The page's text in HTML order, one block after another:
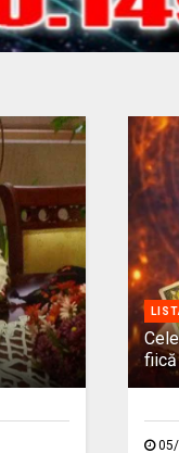
fiică